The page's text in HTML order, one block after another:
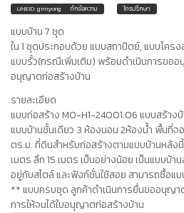
LINEID: gimyong ทักข้อความ โทรปรึกษา
แบบบ้าน 7 ชุด
ใน 1 ชุดประกอบด้วย แบบสถาปัตย์, แบบโคร
แบบรั้ว(กรณีเพิ่มเติม) พร้อมดำเนินการขออ
อนุญาตก่อสร้างบ้าน
รายละเอียด
แบบก่อสร้าง MO-H1-24001.06 แบบสร้าง
แบบบ้านชั้นเดียว 3 ห้องนอน 2ห้องน้ำ พื้นที่
ตร.ม. ที่ดินสำหรับก่อสร้างตามแบบบ้านหลัง
เมตร ลึก 15 เมตร เป็นอย่างน้อย เป็นแบบบ้
อยู่กับสไตล์ และฟังก์ชั่นใช้สอย สามารถซื้อแ
** แบบครบชุด ลูกค้าดำเนินการยื่นขออนุญา
การให้จนได้ใบอนุญาตก่อสร้างบ้าน